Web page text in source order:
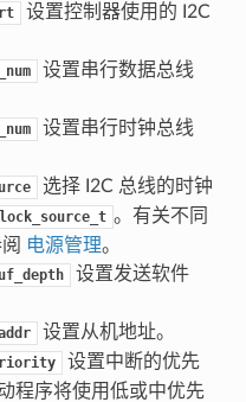
设置控制器使用的 I2C
设置串行数据总线
设置串行时钟总线
选择 I2C 总线的时钟
。有关不同
电源管理。
设置发送软件
设置从机地址。
设置中断的优先
程序将使用低或中优先